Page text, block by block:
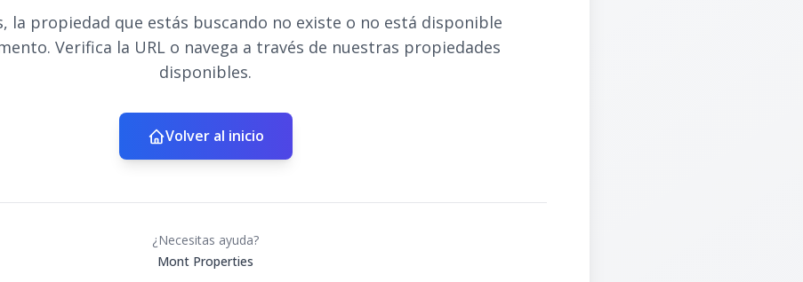
la propiedad que estás buscando no existe o no está disponible
Verifica la URL o navega a través de nuestras propiedades
disponibles.
Volver al inicio
¿Necesitas ayuda?
Mont Properties